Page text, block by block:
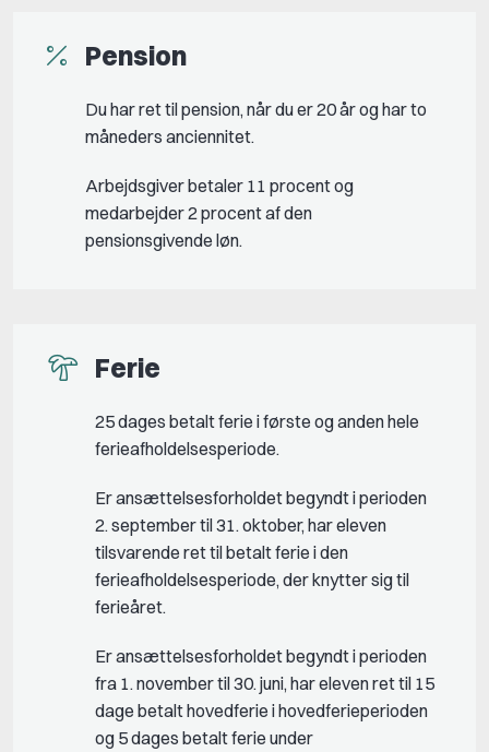
Pension
Du har ret til pension, når du er 20 år og har to
måneders anciennitet.
Arbejdsgiver betaler 11 procent og
medarbejder 2 procent af den
pensionsgivende løn.
Ferie
25 dages betalt ferie i første og anden hele
ferieafholdelsesperiode.
Er ansættelsesforholdet begyndt i perioden
2. september til 31. oktober, har eleven
tilsvarende ret til betalt ferie i den
ferieafholdelsesperiode, der knytter sig til
ferieåret.
Er ansættelsesforholdet begyndt i perioden
fra 1. november til 30. juni, har eleven ret til 15
dage betalt hovedferie i hovedferieperioden
og 5 dages betalt ferie under